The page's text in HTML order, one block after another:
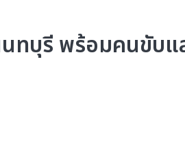
นทบุรี พร้อมคนขับแ